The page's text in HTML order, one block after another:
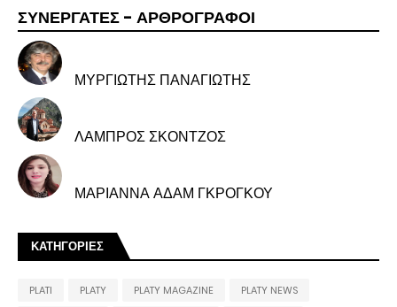
ΣΥΝΕΡΓΑΤΕΣ - ΑΡΘΡΟΓΡΑΦΟΙ
ΜΥΡΓΙΩΤΗΣ ΠΑΝΑΓΙΩΤΗΣ
ΛΑΜΠΡΟΣ ΣΚΟΝΤΖΟΣ
ΜΑΡΙΑΝΝΑ ΑΔΑΜ ΓΚΡΟΓΚΟΥ
ΚΑΤΗΓΟΡΙΕΣ
PLATI PLATY PLATY MAGAZINE
PLATY NEWS